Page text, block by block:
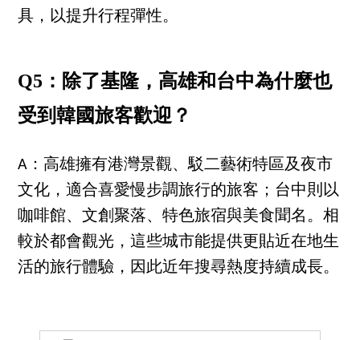
具，以提升行程彈性。
Q5：除了基隆，高雄和台中為什麼也
受到韓國旅客歡迎？
A：高雄擁有港灣景觀、駁二藝術特區及夜市
文化，適合喜愛慢步調旅行的旅客；台中則以
咖啡館、文創聚落、特色旅宿與美食聞名。相
較於都會觀光，這些城市能提供更貼近在地生
活的旅行體驗，因此近年搜尋熱度持續成長。